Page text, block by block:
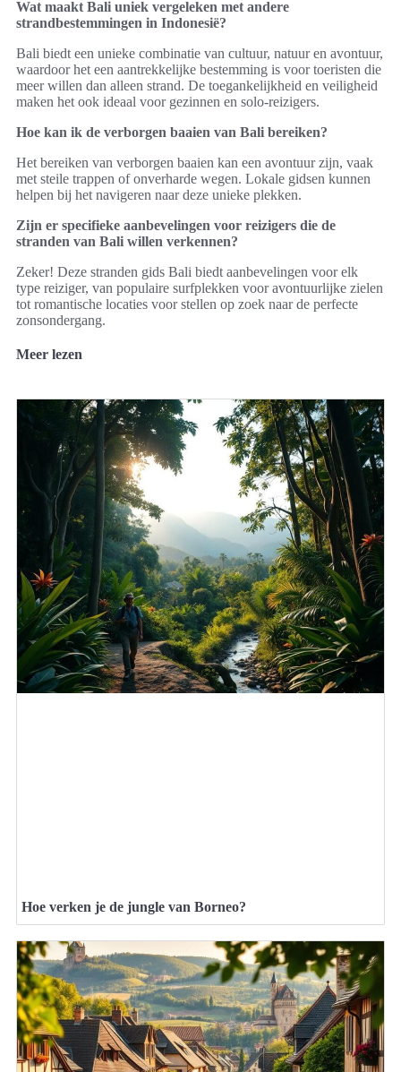
Wat maakt Bali uniek vergeleken met andere
strandbestemmingen in Indonesië?
Bali biedt een unieke combinatie van cultuur, natuur en avontuur,
waardoor het een aantrekkelijke bestemming is voor toeristen die
meer willen dan alleen strand. De toegankelijkheid en veiligheid
maken het ook ideaal voor gezinnen en solo-reizigers.
Hoe kan ik de verborgen baaien van Bali bereiken?
Het bereiken van verborgen baaien kan een avontuur zijn, vaak
met steile trappen of onverharde wegen. Lokale gidsen kunnen
helpen bij het navigeren naar deze unieke plekken.
Zijn er specifieke aanbevelingen voor reizigers die de
stranden van Bali willen verkennen?
Zeker! Deze stranden gids Bali biedt aanbevelingen voor elk
type reiziger, van populaire surfplekken voor avontuurlijke zielen
tot romantische locaties voor stellen op zoek naar de perfecte
zonsondergang.
Meer lezen
Hoe verken je de jungle van Borneo?